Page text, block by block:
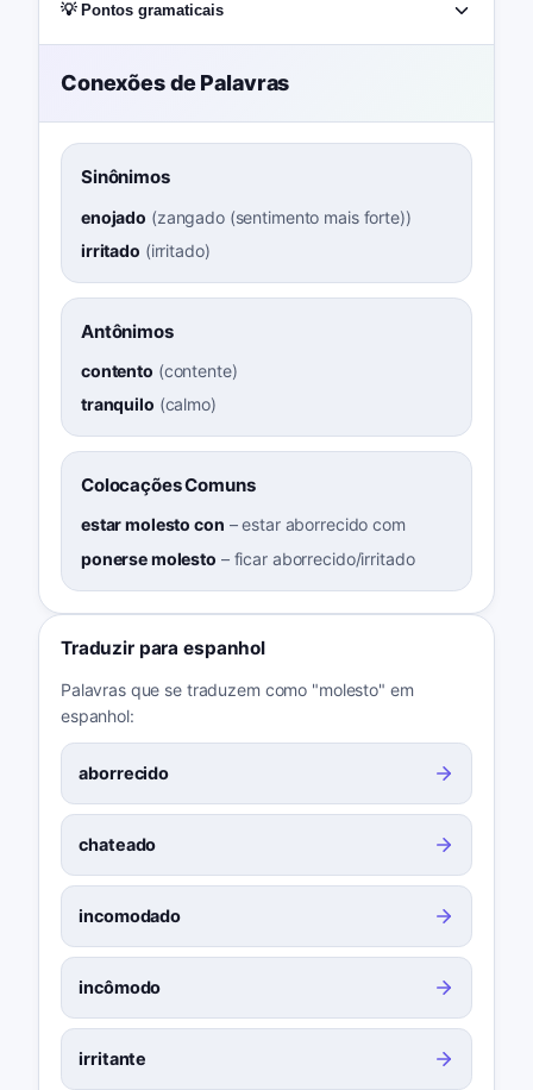
💡 Pontos gramaticais
Conexões de Palavras
Sinônimos
enojado (zangado (sentimento mais forte))
irritado (irritado)
Antônimos
contento (contente)
tranquilo (calmo)
Colocações Comuns
estar molesto con –estar aborrecido com
ponerse molesto – ficar aborrecido/irritado
Traduzir para espanhol
Palavras que se traduzem como "molesto" em
espanhol:
aborrecido
chateado
incomodado
incômodo
irritante